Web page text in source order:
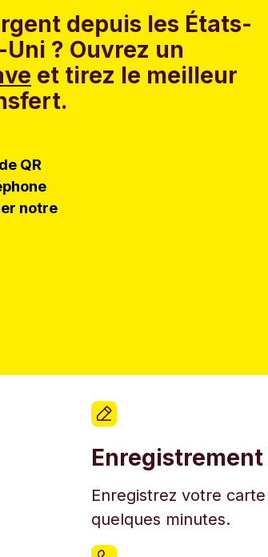
depuis les États-
Uni ? Ouvrez un
et tirez le meilleur
QR
notre
Enregistrez votre
quelques minutes.